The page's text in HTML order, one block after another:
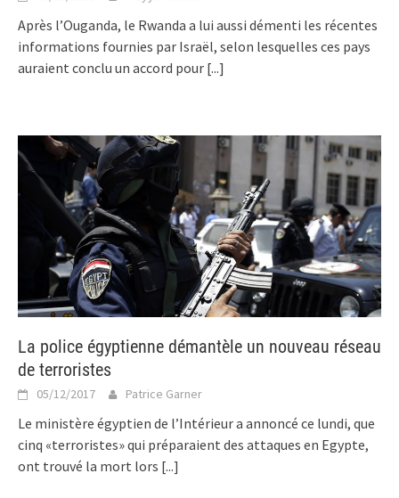
Après l’Ouganda, le Rwanda a lui aussi démenti les récentes
informations fournies par Israël, selon lesquelles ces pays
auraient conclu un accord pour [...]
La police égyptienne démantèle un nouveau réseau
de terroristes
05/12/2017 Patrice Garner
Le ministère égyptien de l’Intérieur a annoncé ce lundi, que
cinq «terroristes» qui préparaient des attaques en Egypte,
ont trouvé la mort lors [...]